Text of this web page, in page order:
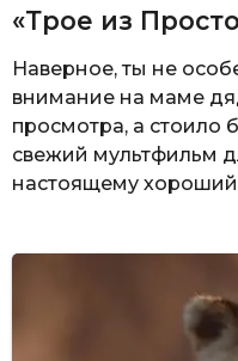
«Трое из
Наверное, ты не
внимание на маме
просмотра, а стоило
свежий мультфильм
настоящему